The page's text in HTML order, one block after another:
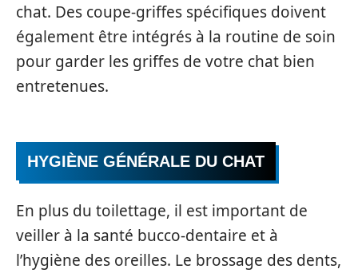
chat. Des coupe-griffes spécifiques doivent
également être intégrés à la routine de soin
pour garder les griffes de votre chat bien
entretenues.
HYGIÈNE GÉNÉRALE DU CHAT
En plus du toilettage, il est important de
veiller à la santé bucco-dentaire et à
l’hygiène des oreilles. Le brossage des dents,